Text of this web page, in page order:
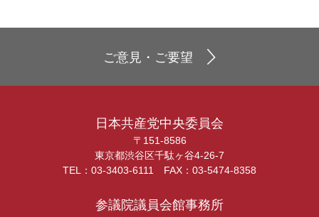
ご意見・ご要望
日本共産党中央委員会
〒151-8586
東京都渋谷区千駄ヶ谷4-26-7
TEL：03-3403-6111 FAX：03-5474-8358
参議院議員会館事務所